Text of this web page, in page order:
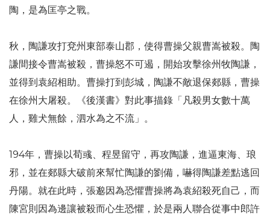
陶，是為匡亭之戰。
秋，陶謙攻打兗州東部泰山郡，使得曹操父親曹嵩被殺。陶
謙間接令曹嵩被殺，曹操怒不可遏，開始攻擊徐州牧陶謙，
並得到袁紹相助。曹操打到彭城，陶謙不敵退保郯縣，曹操
在徐州大屠殺。《後漢書》對此事描錄「凡殺男女數十萬
人，雞犬無餘，泗水為之不流」。
194年，曹操以荀彧、程昱留守，再攻陶謙，進逼東海、琅
邪，並在郯縣大破前來幫忙陶謙的劉備，嚇得陶謙差點逃回
丹陽。就在此時，張邈因為恐懼曹操將為袁紹殺死自己，而
陳宮則因為邊讓被殺而心生恐懼，於是兩人聯合從事中郎許